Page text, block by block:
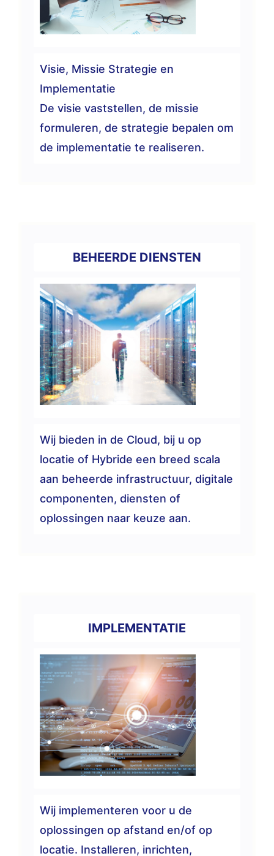
Visie, Missie Strategie en
Implementatie
De visie vaststellen, de missie
formuleren, de strategie bepalen om
de implementatie te realiseren.
BEHEERDE DIENSTEN
Wij bieden in de Cloud, bij u op
locatie of Hybride een breed scala
aan beheerde infrastructuur, digitale
componenten, diensten of
oplossingen naar keuze aan.
IMPLEMENTATIE
Wij implementeren voor u de
oplossingen op afstand en/of op
locatie. Installeren, inrichten,